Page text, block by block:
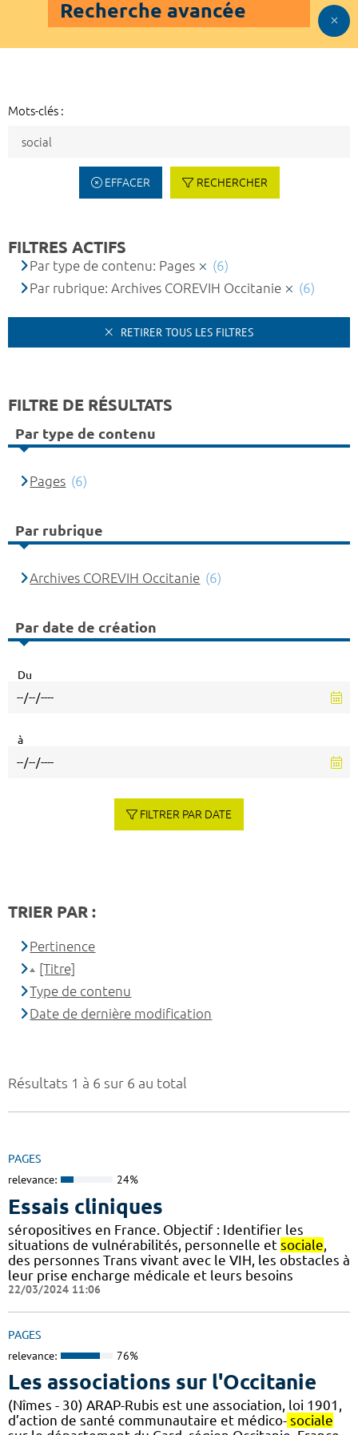
Recherche avancée
Mots-clés :
EFFACER RECHERCHER
Résultats 1 à 6 sur 6 au total
PAGES
relevance: 24%
Essais cliniques
séropositives en France. Objectif : Identifier les
situations de vulnérabilités, personnelle et sociale
des personnes Trans vivant avec le VIH, les obstacles à
leur prise encharge médicale et leurs besoins
22/03/2024 11:06
PAGES
relevance: 76%
Les associations sur l'Occitanie
(Nîmes - 30) ARAP-Rubis est une association, loi 1901,
d’action de santé communautaire et médico- sociale
FILTRES ACTIFS
Par type de contenu: Pages
(6)
Par rubrique: Archives COREVIH Occitanie
(6)
RETIRER TOUS LES FILTRES
FILTRE DE RÉSULTATS
Par type de contenu
Pages (6)
Par rubrique
Archives COREVIH Occitanie (6)
Par date de création
Du
à
FILTRER PAR DATE
TRIER PAR :
Pertinence
[Titre]
Type de contenu
Date de dernière modification